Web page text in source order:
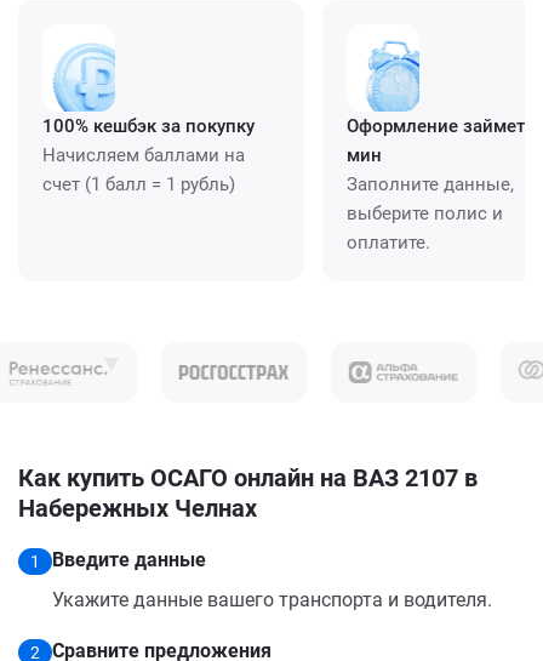
100% кешбэк за покупку
Начисляем баллами на
счет (1 балл = 1 рубль)
Оформление займет
мин
Заполните данные,
выберите полис и
оплатите.
Как купить ОСАГО онлайн на ВАЗ 2107 в
Набережных Челнах
1
Введите данные
Укажите данные вашего транспорта и водителя.
2
Сравните предложения